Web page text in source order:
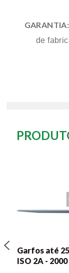
GARANTIA:
de
Garfos até
ISO 2A - 2000